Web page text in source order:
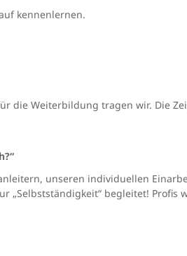
kennenlernen.
die Weiterbildung tragen wir. Die
unseren individuellen
begleitet! Profis